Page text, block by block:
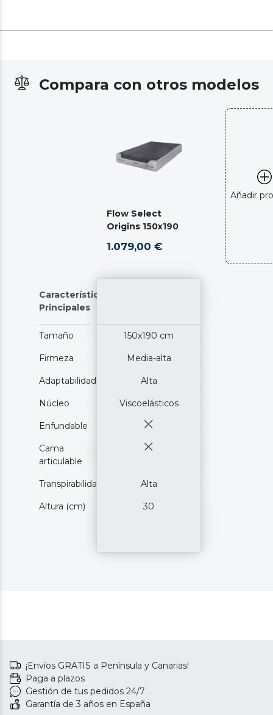
Compara con otros modelos
Flow Select
Origins 150x190
1.079,00 €
Añadir
Características
Principales
Tamaño 150x190 cm
Firmeza Media-alta
Adaptabilidad Alta
Núcleo Viscoelásticos
Enfundable
Cama
articulable
Transpirabilidad Alta
Altura (cm) 30
¡Envíos GRATIS a Península y Canarias!
Paga a plazos
Gestión de tus pedidos 24/7
Garantía de 3 años en España